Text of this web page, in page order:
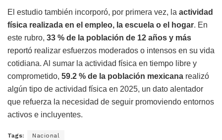
El estudio también incorporó, por primera vez, la actividad
física realizada en el empleo, la escuela o el hogar. En
este rubro, 33 % de la población de 12 años y más
reportó realizar esfuerzos moderados o intensos en su vida
cotidiana. Al sumar la actividad física en tiempo libre y
comprometido, 59.2 % de la población mexicana realizó
algún tipo de actividad física en 2025, un dato alentador
que refuerza la necesidad de seguir promoviendo entornos
activos e incluyentes.
Tags: Nacional